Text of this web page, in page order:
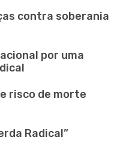
contra soberania
por uma
risco de morte
Radical”